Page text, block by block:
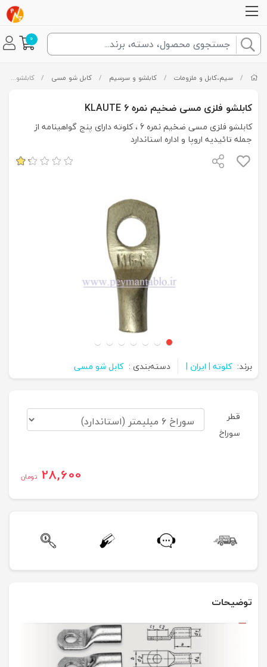
0
/ سیم،کابل و ملزومات / کابلشو و سرسیم / کابل شو مسی / کابلشو فلزی مسی ضخیم نمره 6 KLAUTE
کابلشو فلزی مسی ضخیم نمره 6 KLAUTE
کابلشو فلزی مسی ضخیم نمره 6 ، کلوته دارای پنج گواهینامه از
جمله تائیدیه اروپا و اداره استاندارد
برند: کلوته | ایران | دسته‌بندی : کابل شو مسی
قطر
سوراخ
28,600 تومان
توضیحات